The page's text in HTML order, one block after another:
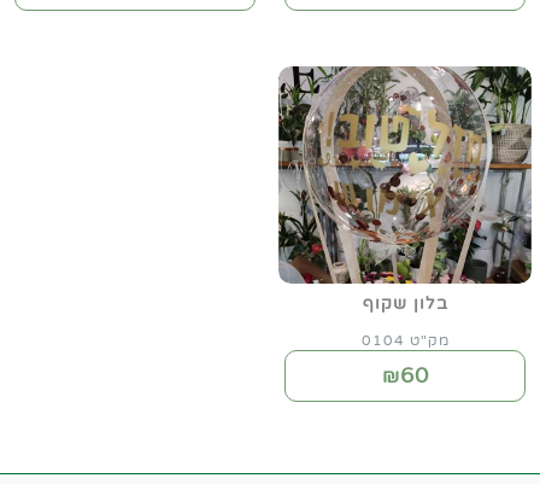
בלון שקוף
מק"ט 0104
₪60